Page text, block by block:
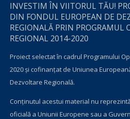
INVESTIM ÎN VIITORUL TĂU!
DIN FONDUL EUROPEAN DE
REGIONALĂ PRIN PROGRAMUL
REGIONAL 2014-2020
Proiect selectat în cadrul Programului
2020 și cofinanțat de Uniunea
Dezvoltare Regională.
Conţinutul acestui material nu
oficială a Uniunii Europene sau a